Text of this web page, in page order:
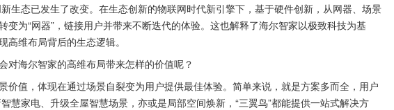
生态已发生了改变。在生态创新的物联网时代新引擎下，基于硬件创新，从网器、场景
变为“网器”，链接用户并带来不断迭代的体验。这也解释了海尔智家以极致科技为基
高维布局背后的生态逻辑。
对海尔智家的高维布局带来怎样的价值呢？
价值，体现在通过场景自裂变为用户提供最佳体验。简单来说，就是方案多而全，用户
慧家电、升级全屋智慧场景，亦或是局部空间焕新，“三翼鸟”都能提供一站式解决方